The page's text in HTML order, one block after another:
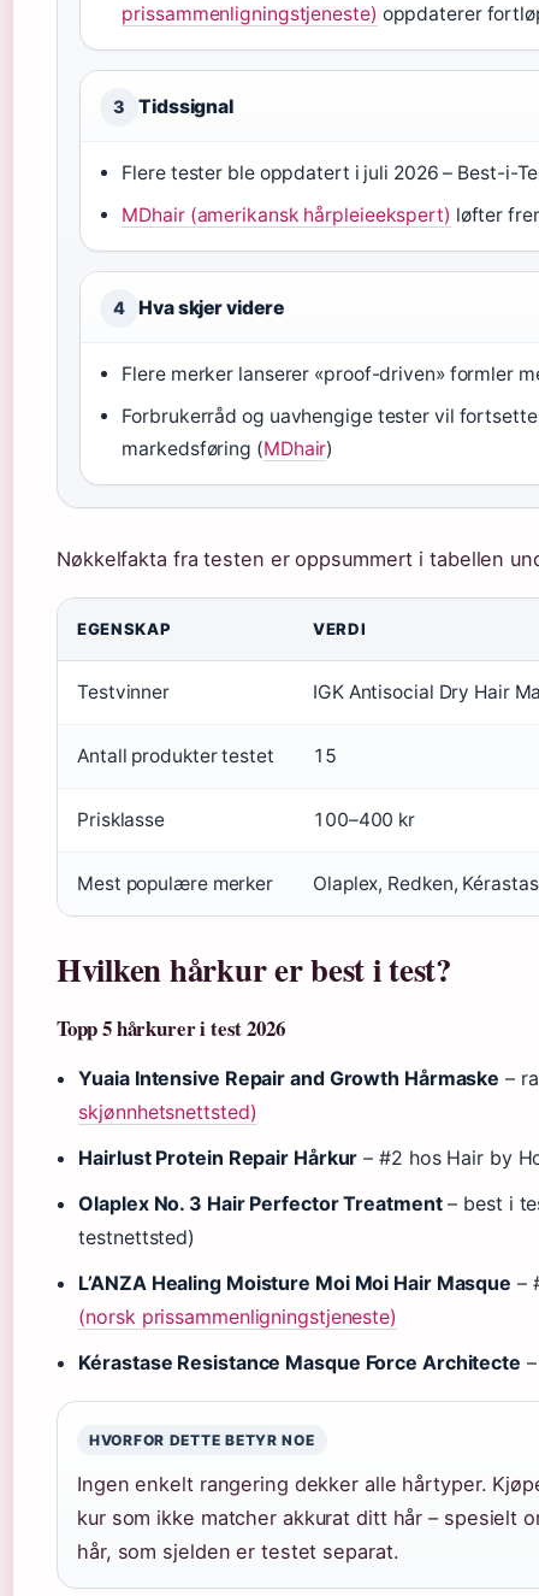
prissammenligningstjeneste) oppdaterer
3 Tidssignal
Flere tester ble oppdatert i juli 2026 – Best-i-
MDhair (amerikansk hårpleieekspert) løfter
4 Hva skjer videre
Flere merker lanserer «proof-driven» formler
Forbrukerråd og uavhengige tester vil
markedsføring (MDhair)
Nøkkelfakta fra testen er oppsummert i tabellen
EGENSKAP VERDI
Testvinner IGK Antisocial Dry Hair
Antall produkter testet 15
Prisklasse 100–400 kr
Mest populære merker Olaplex, Redken,
Hvilken hårkur er best i test?
Topp 5 hårkurer i test 2026
Yuaia Intensive Repair and Growth Hårmaske –
skjønnhetsnettsted)
Hairlust Protein Repair Hårkur – #2 hos Hair by
Olaplex No. 3 Hair Perfector Treatment– best i
testnettsted)
L’ANZA Healing Moisture Moi Moi Hair Masque –
(norsk prissammenligningstjeneste)
Kérastase Resistance Masque Force Architecte
HVORFOR DETTE BETYR NOE
Ingen enkelt rangering dekker alle hårtyper.
kur som ikke matcher akkurat ditt hår – spesielt
hår, som sjelden er testet separat.